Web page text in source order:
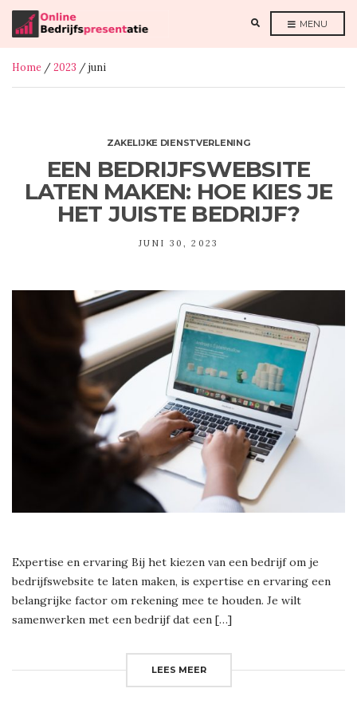
A
E
M
MENU
Home / 2023 / juni
ZAKELIJKE DIENSTVERLENING
EEN BEDRIJFSWEBSITE
LATEN MAKEN: HOE KIES JE
HET JUISTE BEDRIJF?
JUNI 30, 2023
Expertise en ervaring Bij het kiezen van een bedrijf om je
bedrijfswebsite te laten maken, is expertise en ervaring een
belangrijke factor om rekening mee te houden. Je wilt
samenwerken met een bedrijf dat een […]
LEES MEER